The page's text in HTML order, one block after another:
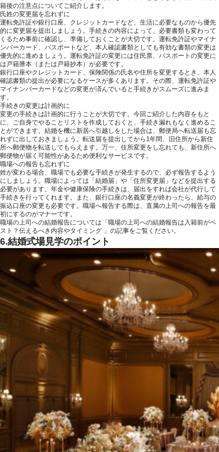
籍後の注意点についてご紹介します。
氏姓の変更届を忘れずに
運転免許証や銀行口座、クレジットカードなど、生活に必要なものから優先
的に変更届を提出しましょう。手続きの内容によって、必要書類も変わって
くるため事前に確認し、準備しておくことが大切です。運転免許証やマイナ
ンバーカード、パスポートなど、本人確認書類としても有効な書類の変更は
優先的に進めましょう。運転免許証の変更には住民票、パスポートの変更に
は戸籍謄本（または戸籍抄本）が必要です。
銀行口座やクレジットカード、保険関係の氏名や住所を変更するとき、本人
確認書類の提出が必要になるケースが多くあります。その際、運転免許証や
マイナンバーカードなどの変更が済んでいると手続きがスムーズに進みま
す。
手続きの変更は計画的に
変更の手続きは計画的に行うことが大切です。今回ご紹介した内容をもと
に、ご自身でやることリストを作成しておくと、手続き漏れもなく進めるこ
とができます。結婚を機に新居へ引越しをした場合は、郵便局へ転送届も忘
れずに出しておきましょう。転送届を提出してから1年間、旧住所から新住
所へ郵便物を転送してもらえます。万一、住所変更をし忘れても、新住所へ
郵便物が届く可能性があるため便利なサービスです。
職場への報告も忘れずに
姓が変わる場合、職場でも必要な手続きが発生するので、必ず報告するよう
にしましょう。職場によっては「結婚届」や「住所変更届」などを提出する
必要があります。年金や健康保険の手続きは、届出をすれば会社が代行して
手続きを行ってくれます。また、銀行口座の名義変更が終わったら、給与の
振込口座の変更も必要です。職場へ報告する際は、直属の上司への報告を最
初にするのがマナーです。
職場の上司への結婚報告については「職場の上司への結婚報告は入籍前がベ
スト？伝えるべき内容やタイミング 」の記事をご覧ください。
6.結婚式場見学のポイント